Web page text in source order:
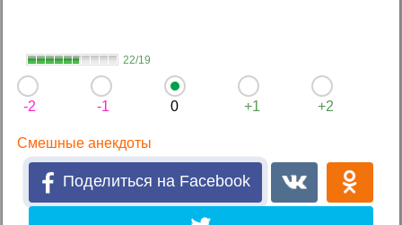
22/19
-2 -1 0 +1 +2
Смешные анекдоты
Поделиться на Facebook